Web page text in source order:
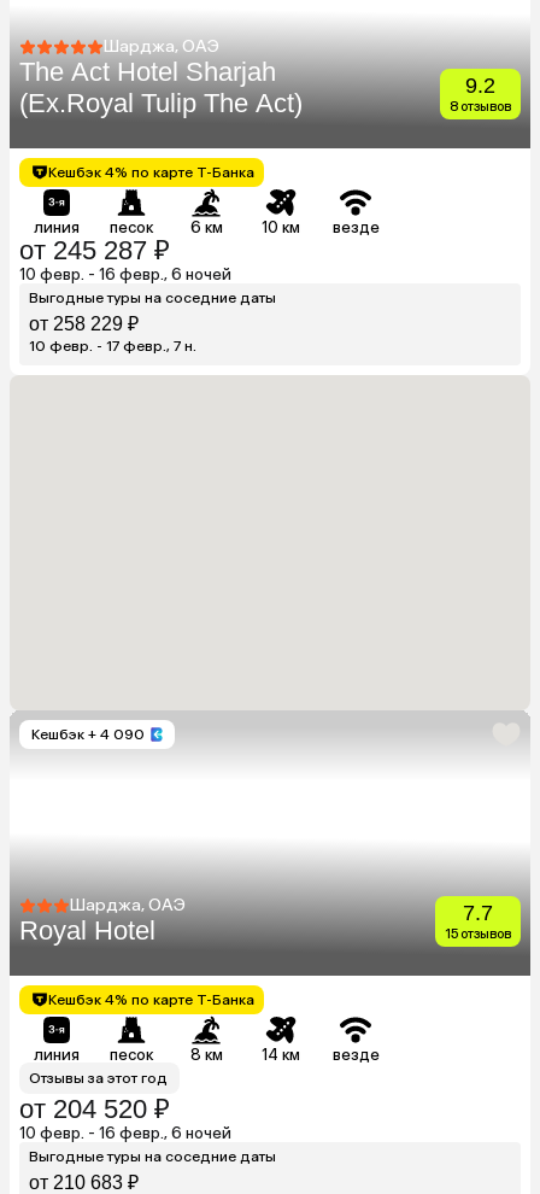
Шарджа, ОАЭ
The Act Hotel Sharjah
(Ex.Royal Tulip The Act)
9.2
8 отзывов
Кешбэк 4% по карте Т-Банка
линия песок 6 км 10 км везде
от 245 287 ₽
10 февр. - 16 февр., 6 ночей
Выгодные туры на соседние даты
от 258 229 ₽
10 февр. - 17 февр., 7 н.
Кешбэк + 4 090
Шарджа, ОАЭ
Royal Hotel
7.7
15 отзывов
Кешбэк 4% по карте Т-Банка
линия песок 8 км 14 км везде
Отзывы за этот год
от 204 520 ₽
10 февр. - 16 февр., 6 ночей
Выгодные туры на соседние даты
от 210 683 ₽